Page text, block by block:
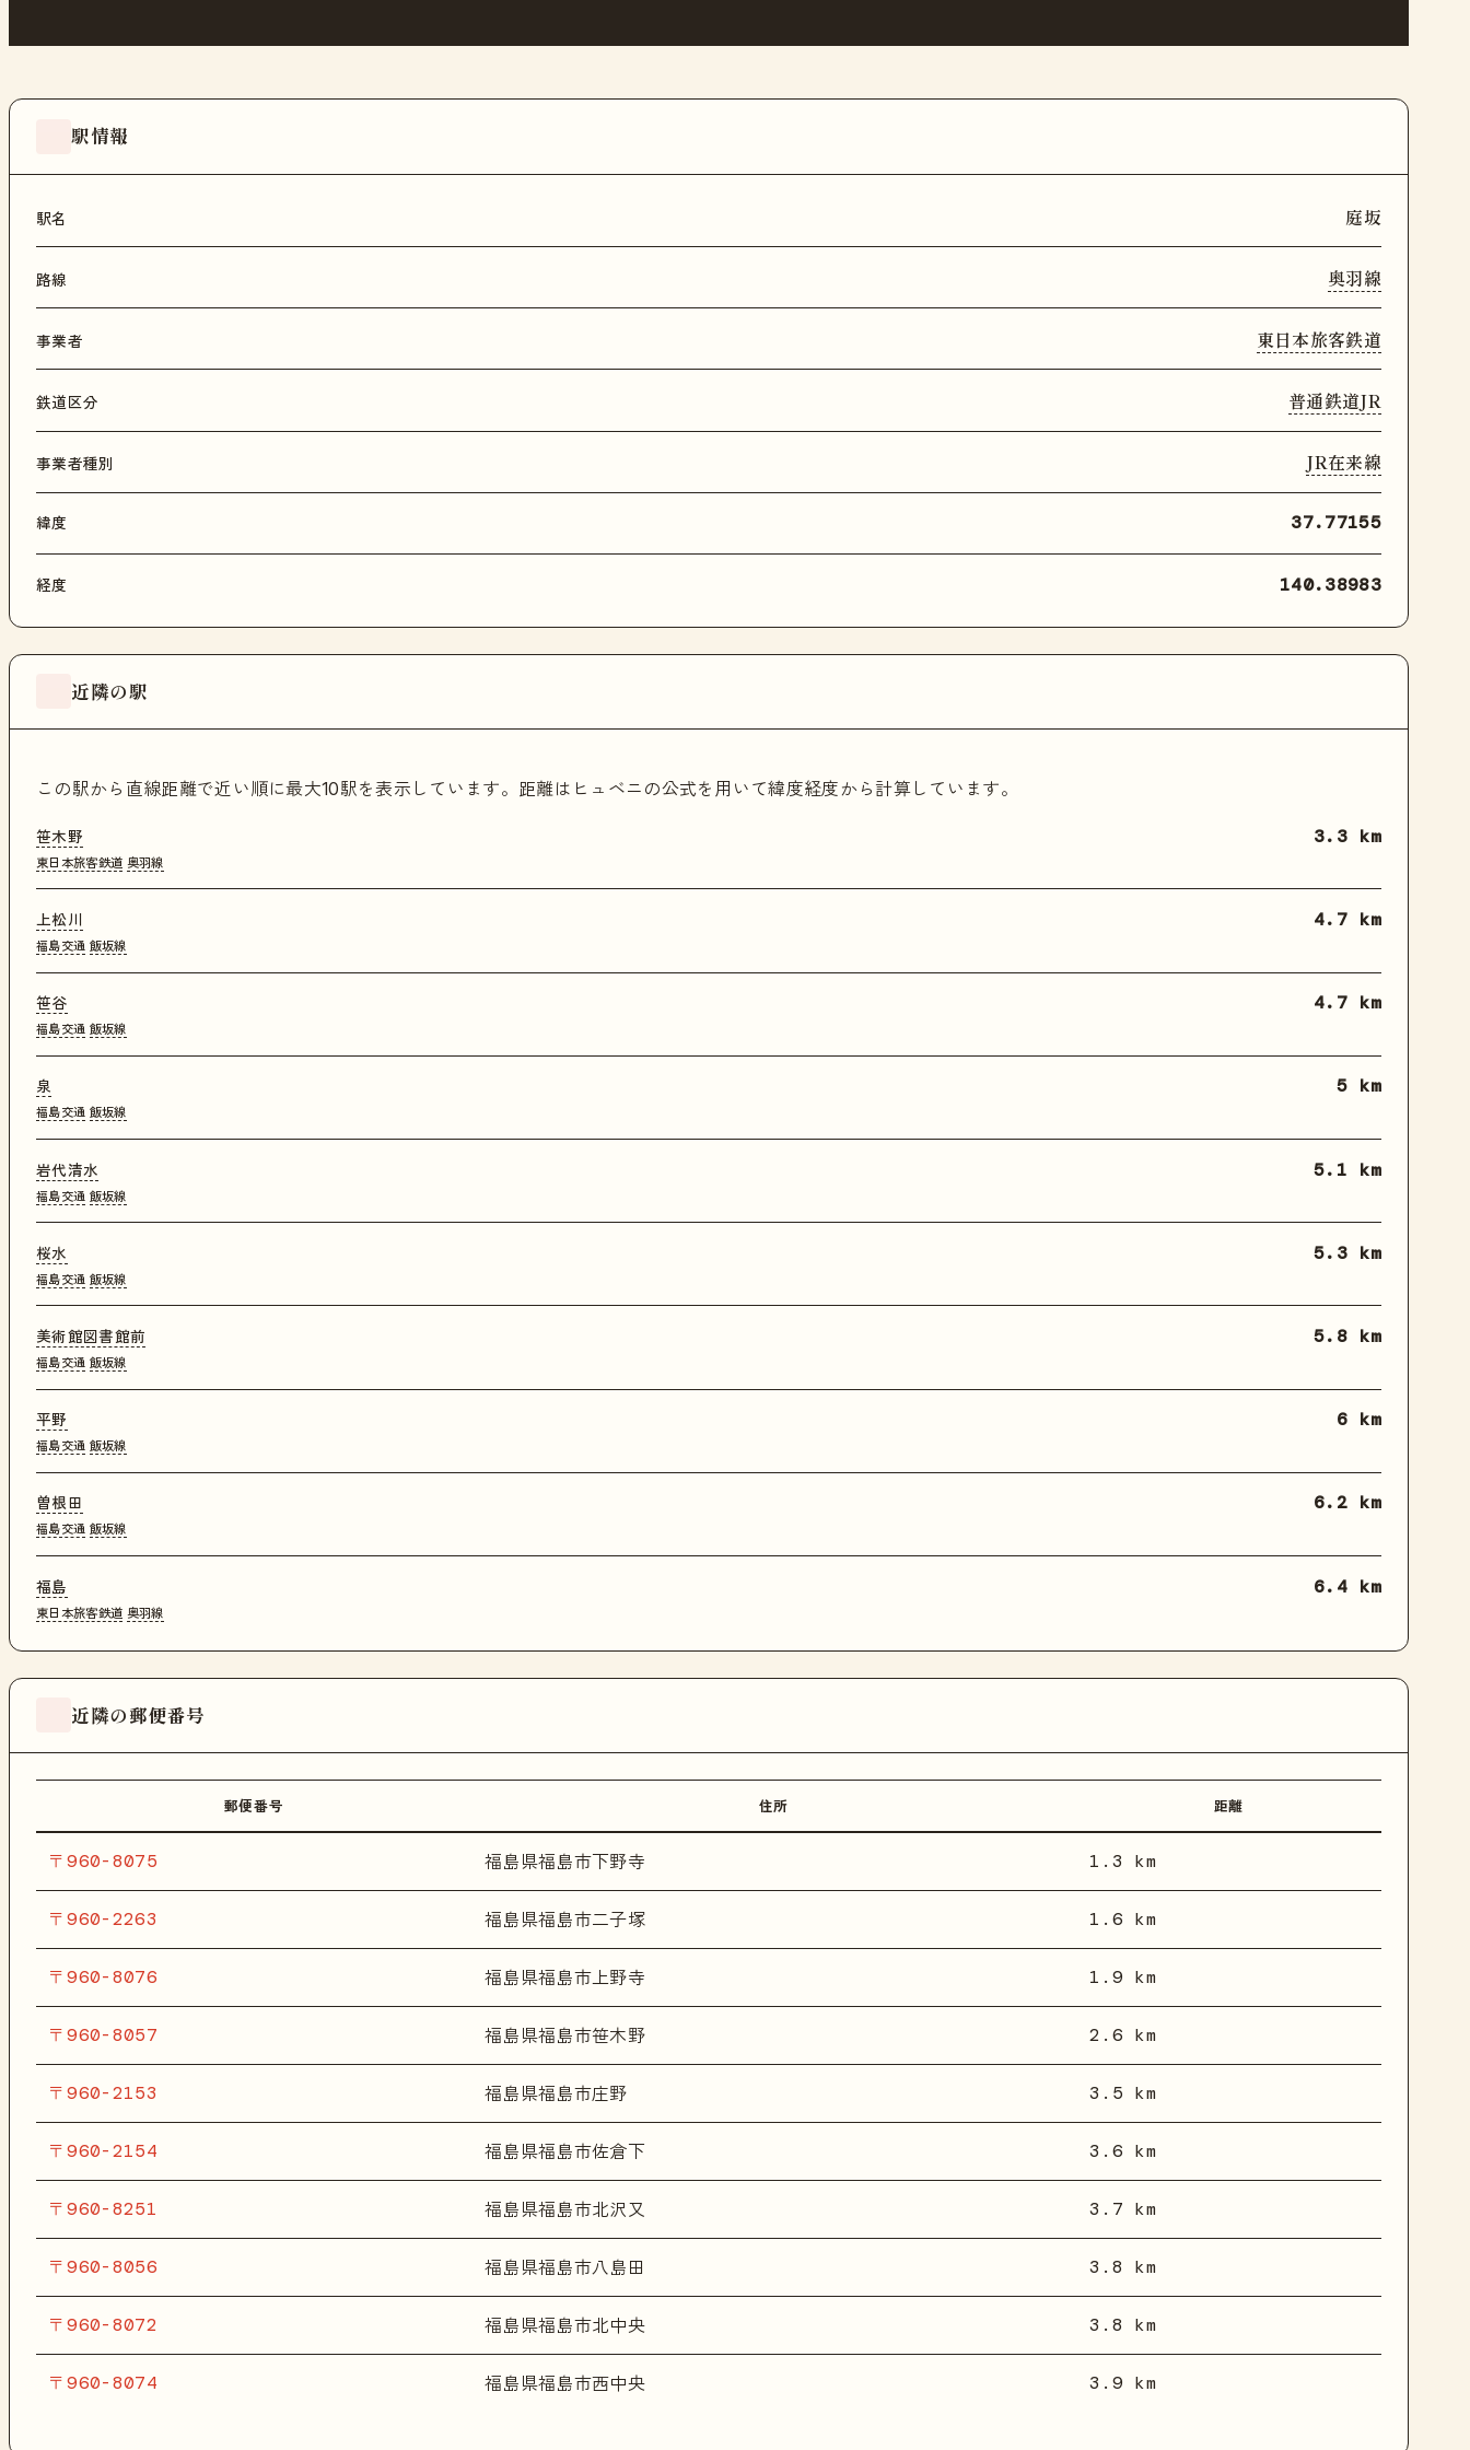
駅情報
駅名 庭坂
路線 奥羽線
事業者 東日本旅客鉄道
鉄道区分 普通鉄道JR
事業者種別 JR在来線
緯度 37.77155
経度 140.38983
近隣の駅
この駅から直線距離で近い順に最大10駅を表示しています。距離はヒュベニの公式を用いて緯度経度から計算しています。
笹木野
東日本旅客鉄道 奥羽線
3.3 km
上松川
福島交通 飯坂線
4.7 km
笹谷
福島交通 飯坂線
4.7 km
泉
福島交通 飯坂線
5 km
岩代清水
福島交通 飯坂線
5.1 km
桜水
福島交通 飯坂線
5.3 km
美術館図書館前
福島交通 飯坂線
5.8 km
平野
福島交通 飯坂線
6 km
曽根田
福島交通 飯坂線
6.2 km
福島
東日本旅客鉄道 奥羽線
6.4 km
近隣の郵便番号
郵便番号 住所 距離
〒960-8075 福島県福島市下野寺 1.3 km
〒960-2263 福島県福島市二子塚 1.6 km
〒960-8076 福島県福島市上野寺 1.9 km
〒960-8057 福島県福島市笹木野 2.6 km
〒960-2153 福島県福島市庄野 3.5 km
〒960-2154 福島県福島市佐倉下 3.6 km
〒960-8251 福島県福島市北沢又 3.7 km
〒960-8056 福島県福島市八島田 3.8 km
〒960-8072 福島県福島市北中央 3.8 km
〒960-8074 福島県福島市西中央 3.9 km